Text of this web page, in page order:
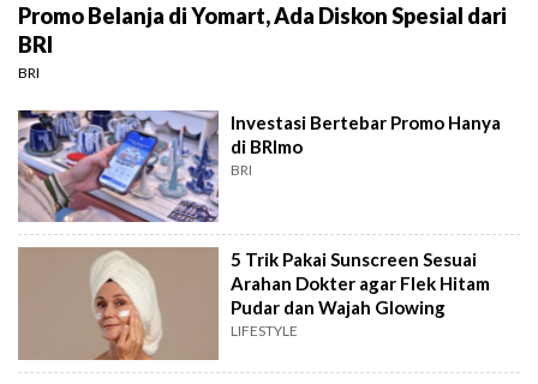
Promo Belanja di Yomart, Ada Diskon Spesial dari
BRI
BRI
Investasi Bertebar Promo Hanya
di BRImo
BRI
5 Trik Pakai Sunscreen Sesuai
Arahan Dokter agar Flek Hitam
Pudar dan Wajah Glowing
LIFESTYLE